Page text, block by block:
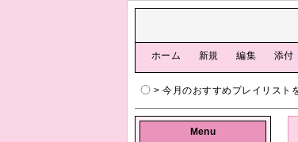
ホーム 新規 編集 添付
> 今月のおすすめプレイリスト
Menu